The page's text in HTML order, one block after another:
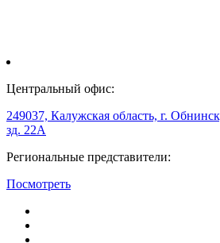
Центральный офис:
249037, Калужская область, г.
зд. 22А
Региональные представители:
Посмотреть